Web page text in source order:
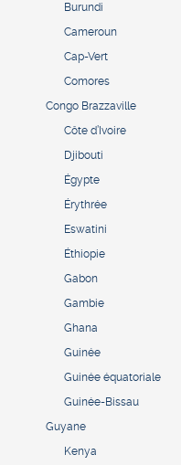
Burundi
Cameroun
Cap-Vert
Comores
Congo Brazzaville
Côte d’Ivoire
Djibouti
Égypte
Érythrée
Eswatini
Éthiopie
Gabon
Gambie
Ghana
Guinée
Guinée équatoriale
Guinée-Bissau
Guyane
Kenya